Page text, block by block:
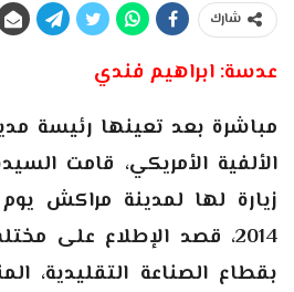
شارك
عدسة: ابراهيم فندي
مباشرة بعد تعينها رئيسة
2014، قصد الإطلاع على
بقطاع الصناعة التقليدية،